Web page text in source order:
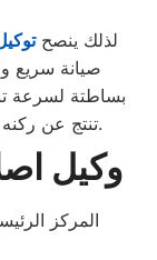
لذلك ينصح
صيانة سريع
بساطتة لسرعة
تنتج عن ركنه وذلك لأنه يؤدي الي مشاكل كبيرة فيما بعد.
وكيل
المركز